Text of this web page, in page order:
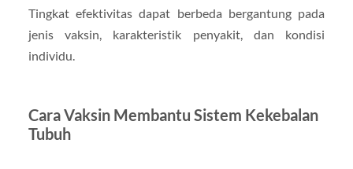
Tingkat efektivitas dapat berbeda bergantung pada
jenis vaksin, karakteristik penyakit, dan kondisi
individu.
Cara Vaksin Membantu Sistem Kekebalan
Tubuh